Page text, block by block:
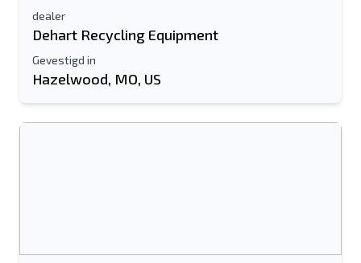
dealer
Dehart Recycling Equipment
Gevestigd in
Hazelwood, MO, US
Extra informatie